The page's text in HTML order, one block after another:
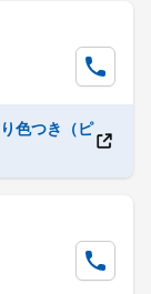
色つき（ピ